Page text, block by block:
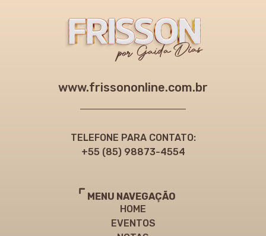
www.frissononline.com.br
TELEFONE PARA CONTATO:
+55 (85) 98873-4554
MENU NAVEGAÇÃO
HOME
EVENTOS